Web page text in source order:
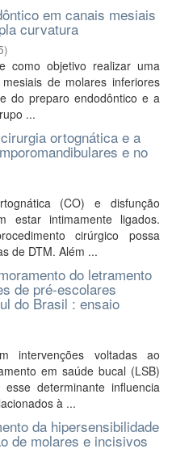
em canais mesiais
curvatura
)
como objetivo realizar uma
de molares inferiores
do preparo endodôntico e a
...
ortognática e a
e no
(CO) e disfunção
estar intimamente ligados.
cirúrgico possa
de DTM. Além ...
do letramento
de pré-escolares
do Brasil : ensaio
intervenções voltadas ao
em saúde bucal (LSB)
determinante influencia
à ...
da hipersensibilidade
de molares e incisivos